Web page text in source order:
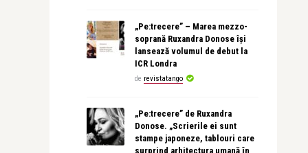
„Pe:trecere” – Marea mezzo-
soprană Ruxandra Donose își
lansează volumul de debut la
ICR Londra
de revistatango
„Pe:trecere” de Ruxandra
Donose. „Scrierile ei sunt
stampe japoneze, tablouri care
surprind arhitectura umană în